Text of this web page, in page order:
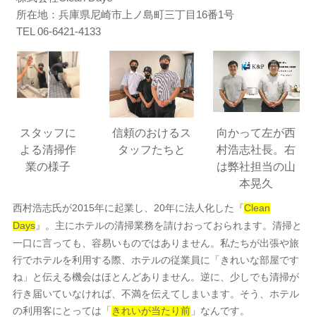
所在地：兵庫県尼崎市上ノ島町三丁目16番1号
TEL 06-6421-4133
スタッフに
よる清掃作
業の様子
信頼のおけるス
タッフたちと
向かって左が西
村浩志社長。右
は弊社担当の山
本晃久
西村浩志氏が2015年に起業し、20年に法人化した『Clean
Days』。主にホテルの清掃業務を請けおっておられます。清掃と
一口に言っても、容易いものではありません。私たちが出張や旅
行でホテルを利用する際、ホテルの従業員に「きれいな部屋です
ね」と伝える機会はほとんどありません。逆に、少しでも清掃が
行き届いていなければ、不満を伝えてしまいます。そう、ホテル
の利用客にとっては「 きれいが当たり前」なんです。